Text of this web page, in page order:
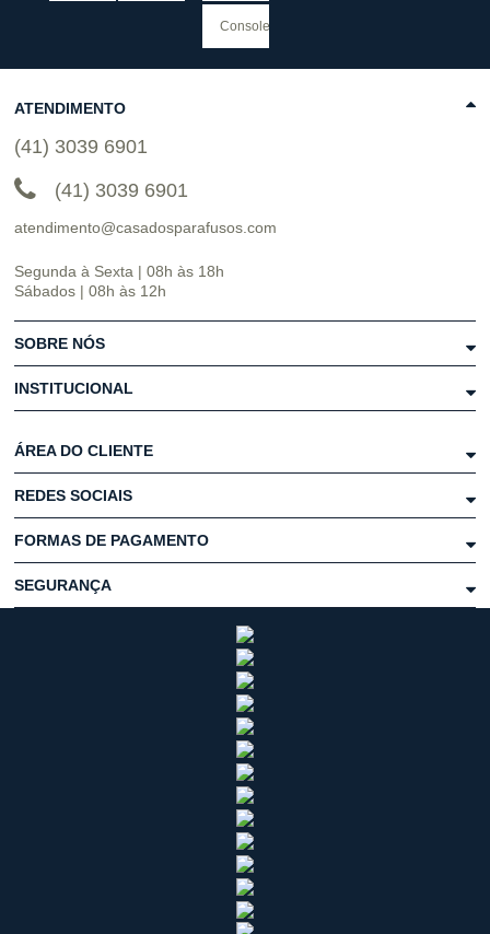
ATENDIMENTO
(41) 3039 6901
(41) 3039 6901
atendimento@casadosparafusos.com
Segunda à Sexta | 08h às 18h
Sábados | 08h às 12h
SOBRE NÓS
INSTITUCIONAL
ÁREA DO CLIENTE
REDES SOCIAIS
FORMAS DE PAGAMENTO
SEGURANÇA